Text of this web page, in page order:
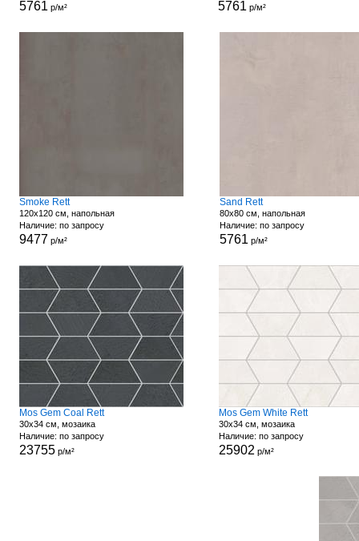
5761 р/м² 5761 р/м²
Smoke Rett
120x120 см, напольная
Наличие: по запросу
9477 р/м²
Sand Rett
80x80 см, напольная
Наличие: по запросу
5761 р/м²
Mos Gem Coal Rett
30x34 см, мозаика
Наличие: по запросу
23755р/м²
Mos Gem White Rett
30x34 см, мозаика
Наличие: по запросу
25902 р/м²